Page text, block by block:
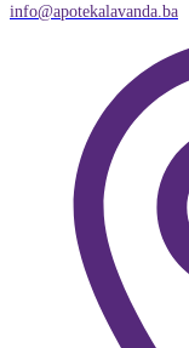
info@apotekalavanda.ba